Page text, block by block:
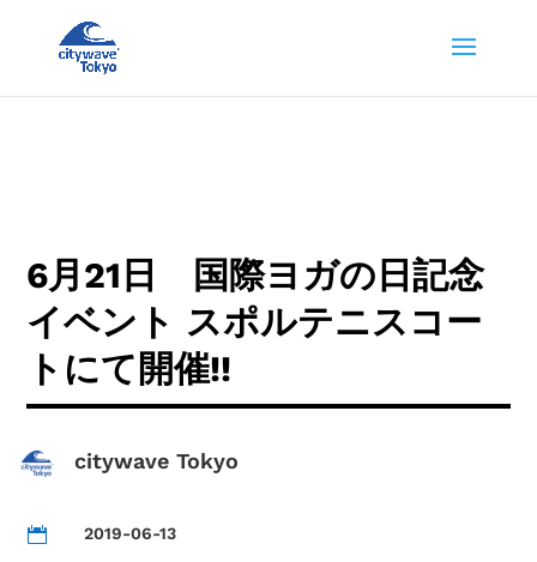
6月21日 国際ヨガの日記念
イベント スポルテニスコー
トにて開催!!
citywave Tokyo
 2019-06-13